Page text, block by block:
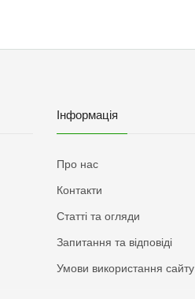
Інформація
Про нас
Контакти
Статті та огляди
Запитання та відповіді
Умови використання сайту